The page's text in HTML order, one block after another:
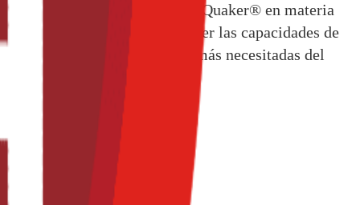
y reúne el conocimiento de Quaker® en materia
UNICEF, para fortalecer las capacidades de
en las comunidades más necesitadas del